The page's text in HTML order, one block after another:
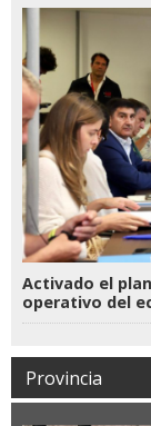
Activado el
operativo del
Provincia